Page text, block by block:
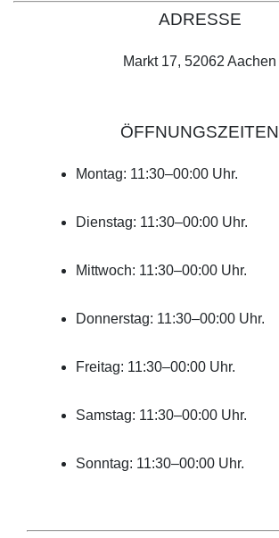
ADRESSE
Markt 17, 52062 Aachen
ÖFFNUNGSZEITEN
Montag: 11:30–00:00 Uhr.
Dienstag: 11:30–00:00 Uhr.
Mittwoch: 11:30–00:00 Uhr.
Donnerstag: 11:30–00:00 Uhr.
Freitag: 11:30–00:00 Uhr.
Samstag: 11:30–00:00 Uhr.
Sonntag: 11:30–00:00 Uhr.